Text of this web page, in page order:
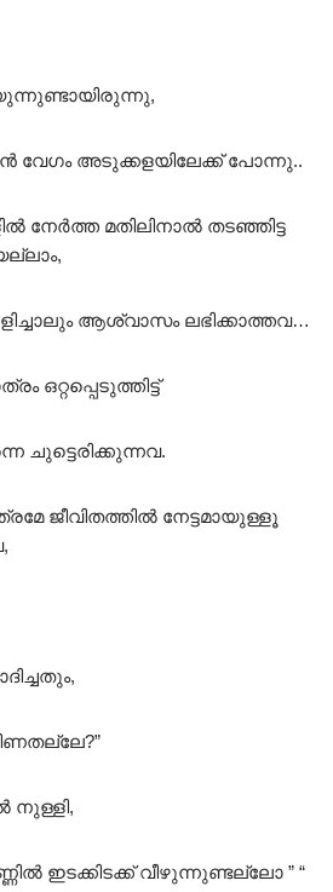
വേഗം അടുക്കളയിലേക്ക് പോന്നു..
നേർത്ത മതിലിനാൽ തടഞ്ഞിട്ട
ആശ്വാസം ലഭിക്കാത്തവ…
ഒറ്റപ്പെടുത്തിട്ട്
ചുട്ടെരിക്കുന്നവ.
ജീവിതത്തിൽ നേട്ടമായുള്ളൂ
നുള്ളി,
ഇടക്കിടക്ക് വീഴുന്നുണ്ടല്ലോ ” “